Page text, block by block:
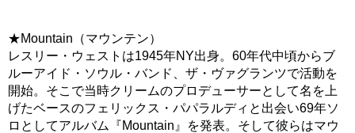
★Mountain（マウンテン）
レスリー・ウェストは1945年NY出身。60年代中頃からブ
ルーアイド・ソウル・バンド、ザ・ヴァグランツで活動を
開始。そこで当時クリームのプロデューサーとして名を上
げたベースのフェリックス・パパラルディと出会い69年ソ
ロとしてアルバム『Mountain』を発表。そして彼らはマウ